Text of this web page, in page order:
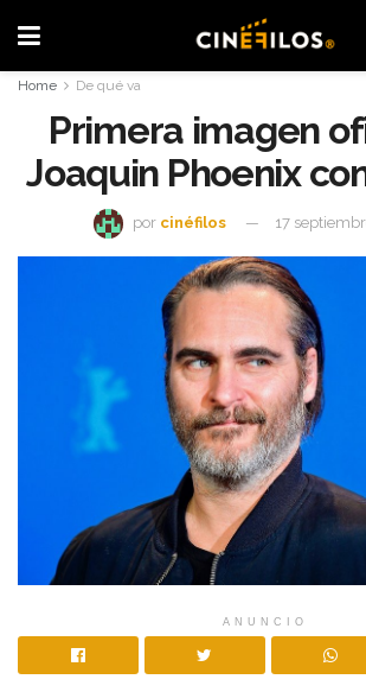
Home De qué va
Primera imagen
Joaquin Phoenix
por cinéfilos 17
ANUNCIO